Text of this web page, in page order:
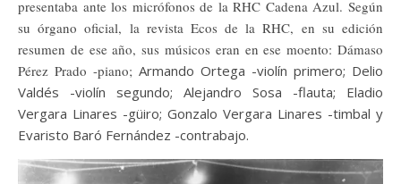
presentaba ante los micrófonos de la RHC Cadena Azul. Según
su órgano oficial, la revista Ecos de la RHC, en su edición
resumen de ese año, sus músicos eran en ese moento: Dámaso
Pérez Prado -piano; Armando Ortega -violín primero; Delio
Valdés -violín segundo; Alejandro Sosa -flauta; Eladio
Vergara Linares -güiro; Gonzalo Vergara Linares -timbal y
Evaristo Baró Fernández -contrabajo.